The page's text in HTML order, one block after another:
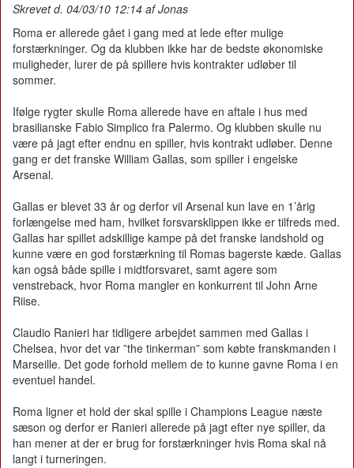
Skrevet d. 04/03/10 12:14 af Jonas
Roma er allerede gået i gang med at lede efter mulige
forstærkninger. Og da klubben ikke har de bedste økonomiske
muligheder, lurer de på spillere hvis kontrakter udløber til
sommer.
Ifølge rygter skulle Roma allerede have en aftale i hus med
brasilianske Fabio Simplico fra Palermo. Og klubben skulle nu
være på jagt efter endnu en spiller, hvis kontrakt udløber. Denne
gang er det franske William Gallas, som spiller i engelske
Arsenal.
Gallas er blevet 33 år og derfor vil Arsenal kun lave en 1’årig
forlængelse med ham, hvilket forsvarsklippen ikke er tilfreds med.
Gallas har spillet adskillige kampe på det franske landshold og
kunne være en god forstærkning til Romas bagerste kæde. Gallas
kan også både spille i midtforsvaret, samt agere som
venstreback, hvor Roma mangler en konkurrent til John Arne
Riise.
Claudio Ranieri har tidligere arbejdet sammen med Gallas i
Chelsea, hvor det var ”the tinkerman” som købte franskmanden i
Marseille. Det gode forhold mellem de to kunne gavne Roma i en
eventuel handel.
Roma ligner et hold der skal spille i Champions League næste
sæson og derfor er Ranieri allerede på jagt efter nye spiller, da
han mener at der er brug for forstærkninger hvis Roma skal nå
langt i turneringen.